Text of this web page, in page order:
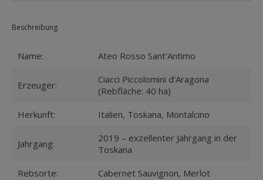
Zahlungsarten
KONTAKT
ZUR PERSON
PHILOSOPHIE
Beschreibung
Name: Ateo Rosso Sant’Antimo
Erzeuger:
Ciacci Piccolomini d’Aragona
(Rebfläche: 40 ha)
Herkunft:
Italien, Toskana, Montalcino
Jahrgang:
2019 – exzellenter Jahrgang in der
Toskana
Rebsorte:
Cabernet Sauvignon, Merlot